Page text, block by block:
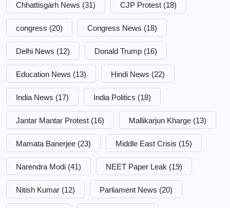
Chhattisgarh News (31) CJP Protest (18)
congress (20) Congress News (18)
Delhi News (12) Donald Trump (16)
Education News (13) Hindi News (22)
India News (17) India Politics (18)
Jantar Mantar Protest (16) Mallikarjun Kharge (13)
Mamata Banerjee (23) Middle East Crisis (15)
Narendra Modi (41) NEET Paper Leak (19)
Nitish Kumar (12) Parliament News (20)